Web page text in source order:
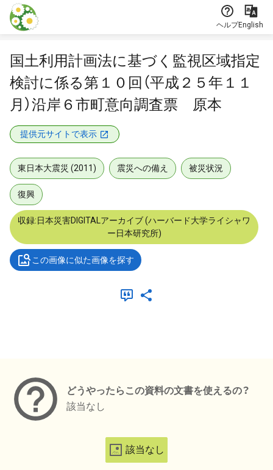
本文に飛ぶ
ヘルプEnglish
国土利用計画法に基づく監視区域指定
検討に係る第１０回（平成２５年１１
月）沿岸６市町意向調査票 原本
提供元サイトで表示
東日本大震災 (2011) 震災への備え 被災状況
復興
収録:日本災害DIGITALアーカイブ (ハーバード大学ライシャワ
ー日本研究所)
この画像に似た画像を探す
どうやったらこの資料の文書を使えるの？
該当なし
該当なし